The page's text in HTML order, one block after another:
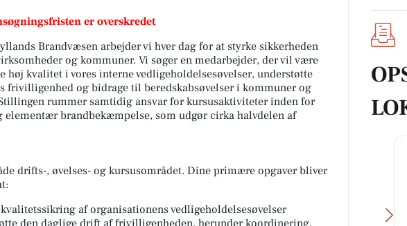
er overskredet
Brandvæsen arbejder vi hver dag for at styrke sikkerheden
og kommuner. Vi søger en medarbejder, der vil være
høj kvalitet i vores interne vedligeholdelsesøvelser, understøtte
frivilligenhed og bidrage til beredskabsøvelser i kommuner og
rummer samtidig ansvar for kursusaktiviteter inden for
brandbekæmpelse, som udgør cirka halvdelen af
drifts-, øvelses- og kursusområdet. Dine primære opgaver bliver
af organisationens vedligeholdelsesøvelser
den daglige drift af frivilligenheden, herunder koordinering,